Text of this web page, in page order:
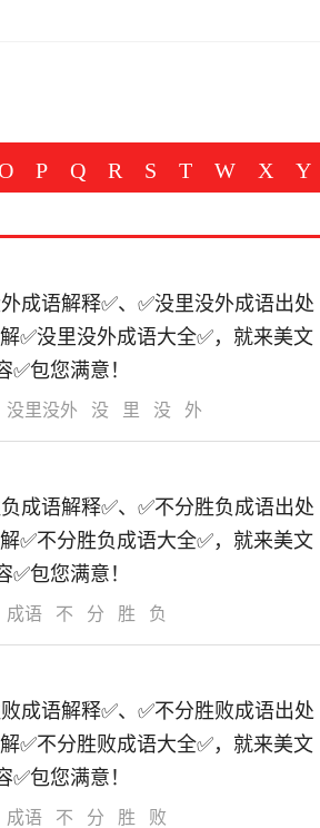
P Q R S T W X Y
成语解释✅、✅没里没外成语出处
✅没里没外成语大全✅，就来美文
包您满意！
没里没外 没 里 没 外
成语解释✅、✅不分胜负成语出处
✅不分胜负成语大全✅，就来美文
包您满意！
成语 不 分 胜 负
成语解释✅、✅不分胜败成语出处
✅不分胜败成语大全✅，就来美文
包您满意！
成语 不 分 胜 败